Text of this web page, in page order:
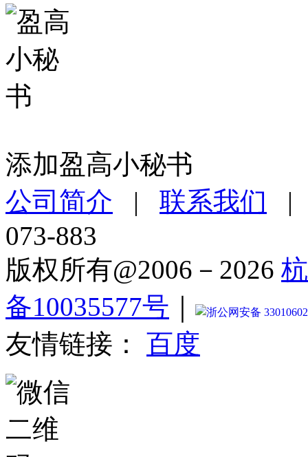
添加盈高小秘书
公司简介 | 联系我们
073-883
版权所有@2006－2026
备10035577号 ｜ 浙公网安备
友情链接： 百度